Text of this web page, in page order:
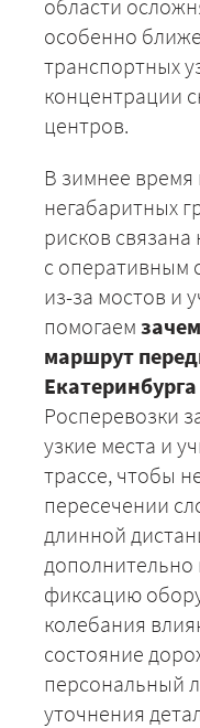
области
особенно
транспортных
концентрации
центров.
В зимнее время
негабаритных
рисков связана
с оперативным
из-за мостов и
помогаем
маршрут
Росперевозки
узкие места и
трассе, чтобы
пересечении
длинной
дополнительно
фиксацию
колебания
состояние
персональный
уточнения